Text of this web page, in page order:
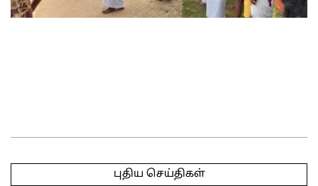
05-
புதிய செய்திகள்